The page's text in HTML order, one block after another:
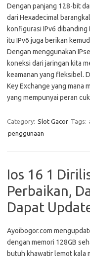
Dengan panjang 128-bit
dari Hexadecimal
konfigurasi IPv6 dibanding
itu IPv6 juga berikan
Dengan menggunakan
koneksi dari jaringan kita
keamanan yang fleksibel.
Key Exchange yang mana
yang mempunyai peran
Category: Slot Gacor Tags:
penggunaan
Ios 16 1
Perbaikan,
Dapat
Ayoibogor.com
dengan memori 128GB
butuh khawatir lemot kala